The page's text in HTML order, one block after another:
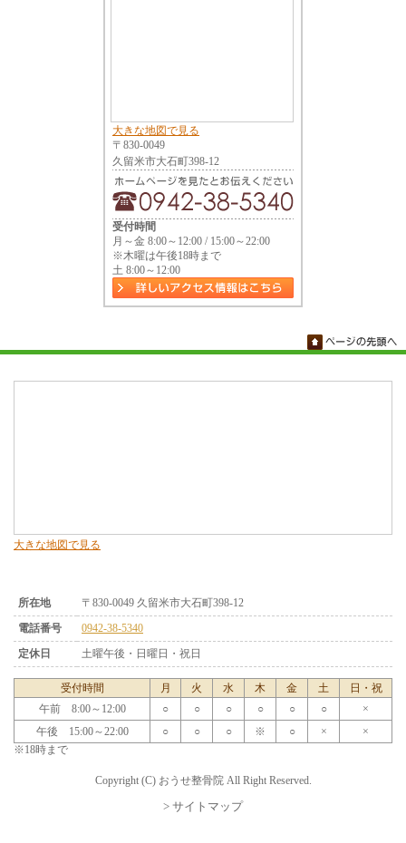
大きな地図で見る
〒830-0049
久留米市大石町398-12
受付時間
月～金 8:00～12:00 / 15:00～22:00
※木曜は午後18時まで
土 8:00～12:00
大きな地図で見る
所在地
〒830-0049 久留米市大石町398-12
電話番号
0942-38-5340
定休日
土曜午後・日曜日・祝日
受付時間 月 火 水 木 金 土
日・祝
午前 8:00～12:00
○ ○ ○ ○ ○ ○
×
午後 15:00～22:00
○ ○ ○ ※ ○ ×
×
※18時まで
Copyright (C) おうせ整骨院 All Right Reserved.
> サイトマップ